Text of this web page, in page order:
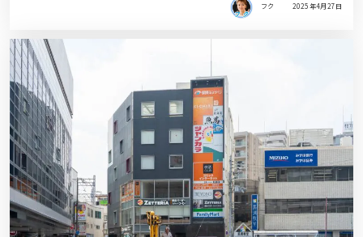
フク 2025年4月27日